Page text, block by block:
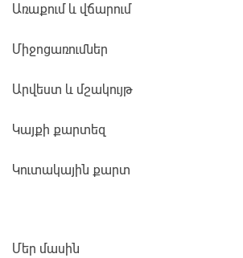
Առաքում և վճարում
Միջոցառումներ
Արվեստ և մշակույթ
Կայքի քարտեզ
Կուտակային քարտ
Մեր մասին